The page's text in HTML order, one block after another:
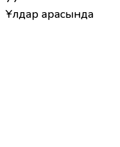
Ұлдар арасында